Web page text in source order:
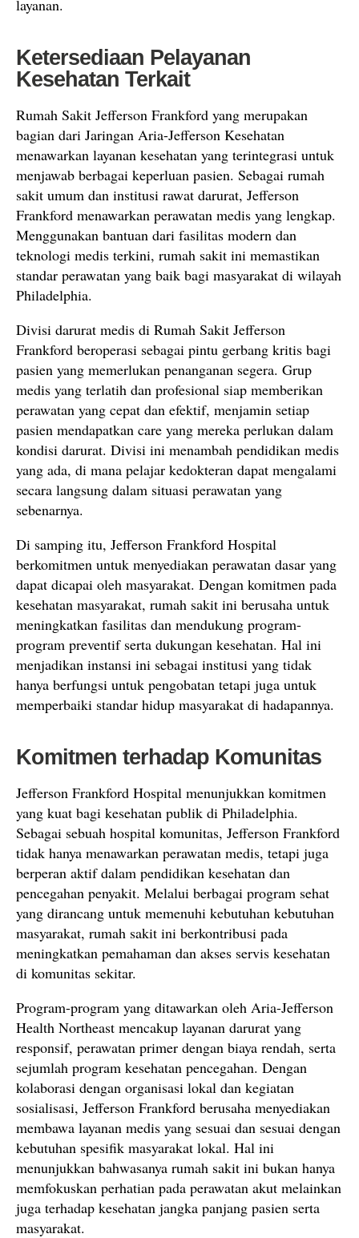
layanan.
Ketersediaan Pelayanan
Kesehatan Terkait
Rumah Sakit Jefferson Frankford yang merupakan
bagian dari Jaringan Aria-Jefferson Kesehatan
menawarkan layanan kesehatan yang terintegrasi untuk
menjawab berbagai keperluan pasien. Sebagai rumah
sakit umum dan institusi rawat darurat, Jefferson
Frankford menawarkan perawatan medis yang lengkap.
Menggunakan bantuan dari fasilitas modern dan
teknologi medis terkini, rumah sakit ini memastikan
standar perawatan yang baik bagi masyarakat di wilayah
Philadelphia.
Divisi darurat medis di Rumah Sakit Jefferson
Frankford beroperasi sebagai pintu gerbang kritis bagi
pasien yang memerlukan penanganan segera. Grup
medis yang terlatih dan profesional siap memberikan
perawatan yang cepat dan efektif, menjamin setiap
pasien mendapatkan care yang mereka perlukan dalam
kondisi darurat. Divisi ini menambah pendidikan medis
yang ada, di mana pelajar kedokteran dapat mengalami
secara langsung dalam situasi perawatan yang
sebenarnya.
Di samping itu, Jefferson Frankford Hospital
berkomitmen untuk menyediakan perawatan dasar yang
dapat dicapai oleh masyarakat. Dengan komitmen pada
kesehatan masyarakat, rumah sakit ini berusaha untuk
meningkatkan fasilitas dan mendukung program-
program preventif serta dukungan kesehatan. Hal ini
menjadikan instansi ini sebagai institusi yang tidak
hanya berfungsi untuk pengobatan tetapi juga untuk
memperbaiki standar hidup masyarakat di hadapannya.
Komitmen terhadap Komunitas
Jefferson Frankford Hospital menunjukkan komitmen
yang kuat bagi kesehatan publik di Philadelphia.
Sebagai sebuah hospital komunitas, Jefferson Frankford
tidak hanya menawarkan perawatan medis, tetapi juga
berperan aktif dalam pendidikan kesehatan dan
pencegahan penyakit. Melalui berbagai program sehat
yang dirancang untuk memenuhi kebutuhan kebutuhan
masyarakat, rumah sakit ini berkontribusi pada
meningkatkan pemahaman dan akses servis kesehatan
di komunitas sekitar.
Program-program yang ditawarkan oleh Aria-Jefferson
Health Northeast mencakup layanan darurat yang
responsif, perawatan primer dengan biaya rendah, serta
sejumlah program kesehatan pencegahan. Dengan
kolaborasi dengan organisasi lokal dan kegiatan
sosialisasi, Jefferson Frankford berusaha menyediakan
membawa layanan medis yang sesuai dan sesuai dengan
kebutuhan spesifik masyarakat lokal. Hal ini
menunjukkan bahwasanya rumah sakit ini bukan hanya
memfokuskan perhatian pada perawatan akut melainkan
juga terhadap kesehatan jangka panjang pasien serta
masyarakat.